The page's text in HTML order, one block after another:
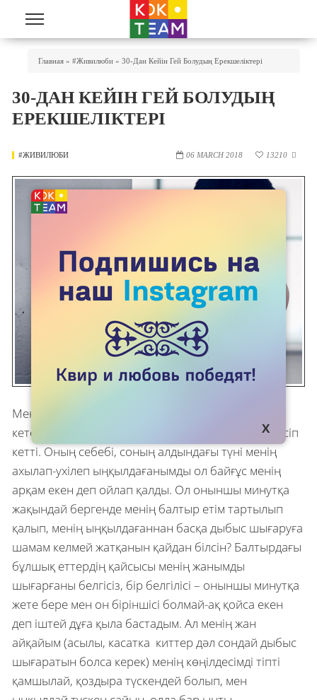
Главная » #живилюби » 30-Дан Кейін Гей Болудың Ерекшеліктері
30-ДАН КЕЙІН ГЕЙ БОЛУДЫҢ
ЕРЕКШЕЛІКТЕРІ
#ЖИВИЛЮБИ 06 MARCH 2018 13210 
Менің соңғы (сызылған) төсектес жолдасым
кетерінде өзіне-өзі көңілі толып, кеудесіне нан пісіп
кетті. Оның себебі, соның алдындағы түні менің
ахылап-ухілеп ыңқылдағанымды ол байғұс менің
арқам екен деп ойлап қалды. Ол оныншы минутқа
жақындай бергенде менің балтыр етім тартылып
қалып, менің ыңқылдағаннан басқа дыбыс шығаруға
шамам келмей жатқанын қайдан білсін? Балтырдағы
бұлшық еттердің қайсысы менің жанымды
шығарғаны белгісіз, бір белгілісі – оныншы минутқа
жете бере мен он біріншісі болмай-ақ қойса екен
деп іштей дұға қыла бастадым. Ал менің жан
айқайым (асылы, касатка киттер дәл сондай дыбыс
шығаратын болса керек) менің көңілдесімді тіпті
қамшылай, қоздыра түскендей болып, мен